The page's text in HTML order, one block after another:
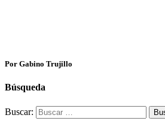
Por Gabino Trujillo
Búsqueda
Buscar: